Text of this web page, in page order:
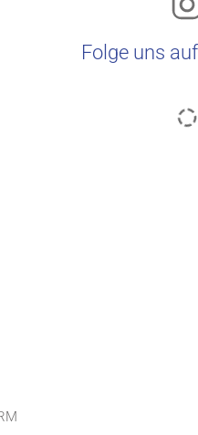
Folge uns